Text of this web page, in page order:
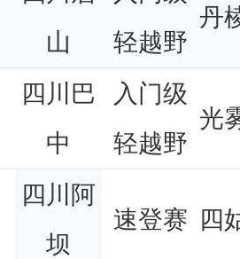
山
轻越野
丹
四川巴
中
入门级
轻越野
光
四川阿
坝
速登赛 四